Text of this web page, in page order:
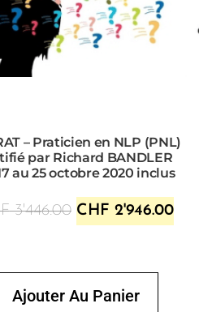
– Praticien en NLP (PNL)
par Richard BANDLER
au 25 octobre 2020 inclus
3'446.00 CHF 2'946.00
Ajouter Au Panier